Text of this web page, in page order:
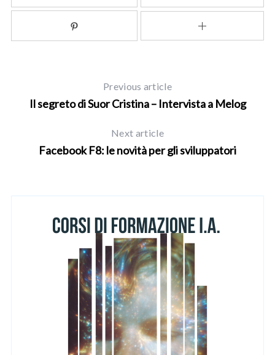
Previous article
Il segreto di Suor Cristina – Intervista a Melog
Next article
Facebook F8: le novità per gli sviluppatori